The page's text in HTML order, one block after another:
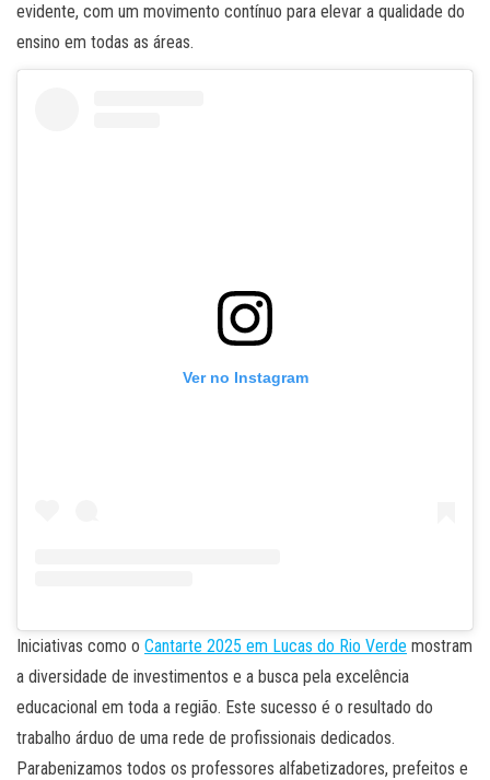
evidente, com um movimento contínuo para elevar a qualidade do
ensino em todas as áreas.
Ver no Instagram
Iniciativas como o Cantarte 2025 em Lucas do Rio Verde mostram
a diversidade de investimentos e a busca pela excelência
educacional em toda a região. Este sucesso é o resultado do
trabalho árduo de uma rede de profissionais dedicados.
Parabenizamos todos os professores alfabetizadores, prefeitos e